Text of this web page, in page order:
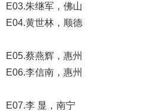
E03.朱继军，佛山
E04.黄世林，顺德
E05.蔡燕辉，惠州
E06.李信南，惠州
E07.李 显，南宁